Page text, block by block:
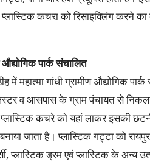
कचरा को रिसाइक्लिंग करने का
पार्क संचालित
में महात्मा गांधी ग्रामीण औद्योगिक
व आसपास के ग्राम पंचायत से
प्लास्टिक कचरे को यहां लाकर इसकी
बनाया जाता है। प्लास्टिक गट्टा को
प्लास्टिक ड्रम एवं प्लास्टिक के अन्य